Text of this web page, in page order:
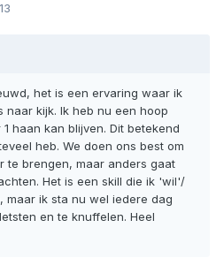
het is een ervaring waar ik
naar kijk. Ik heb nu een hoop
haan kan blijven. Dit betekend
heb. We doen ons best om
te brengen, maar anders gaat
Het is een skill die ik 'wil'/
maar ik sta nu wel iedere dag
en te knuffelen. Heel